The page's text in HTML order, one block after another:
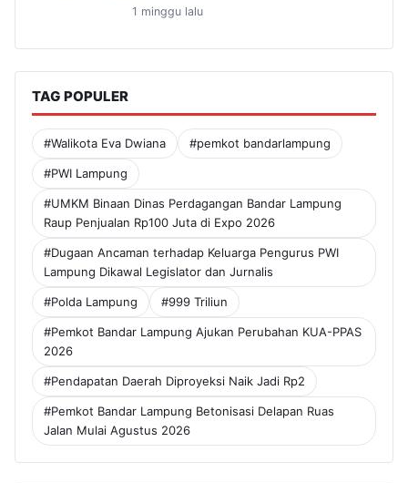
1 minggu lalu
TAG POPULER
#Walikota Eva Dwiana #pemkot bandarlampung
#PWI Lampung
#UMKM Binaan Dinas Perdagangan Bandar Lampung
Raup Penjualan Rp100 Juta di Expo 2026
#Dugaan Ancaman terhadap Keluarga Pengurus PWI
Lampung Dikawal Legislator dan Jurnalis
#Polda Lampung #999 Triliun
#Pemkot Bandar Lampung Ajukan Perubahan KUA-PPAS
2026
#Pendapatan Daerah Diproyeksi Naik Jadi Rp2
#Pemkot Bandar Lampung Betonisasi Delapan Ruas
Jalan Mulai Agustus 2026